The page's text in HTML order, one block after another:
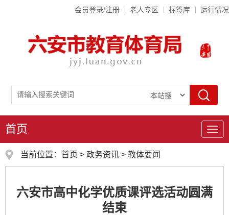
会员登录/注册 老人专区 标签库 运行情况
导
首页
当前位置： 首页 > 政务资讯 > 教体要闻
六安市高中化学优质课评选活动圆满
结束